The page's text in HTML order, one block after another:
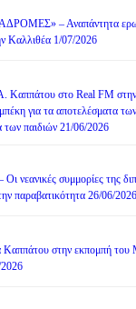
– Αναπάντητα
Καλλιθέα 1/07/2026
Καππάτου στο Real FM
για τα αποτελέσματα
των παιδιών 21/06/2026
νεανικές συμμορίες της
παραβατικότητα 26/06/
στην εκπομπή του